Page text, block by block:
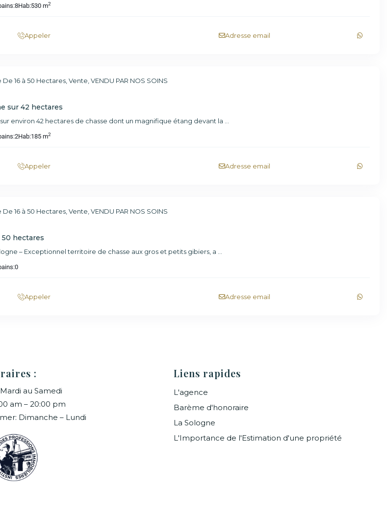
8Hab:530 m2
Appeler Adresse email
16 à 50 Hectares Vente VENDU PAR NOS SOINS
sur 42 hectares
environ 42 hectares de chasse dont un magnifique étang devant la
2Hab:185 m2
Appeler Adresse email
16 à 50 Hectares Vente VENDU PAR NOS SOINS
hectares
– Exceptionnel territoire de chasse aux gros et petits gibiers, a
0
Appeler Adresse email
:
au Samedi
am – 20:00 pm
Dimanche – Lundi
Liens rapides
L'agence
Barème d'honoraire
La Sologne
L'Importance de l'Estimation d'une propriété